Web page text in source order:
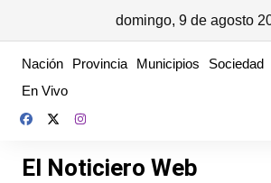
domingo, 9 de agosto
content
Nación Provincia Municipios Sociedad
En Vivo
El Noticiero Web